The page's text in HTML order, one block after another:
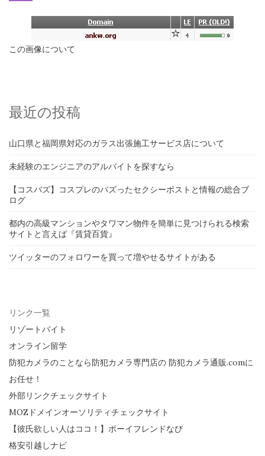
この画像について
最近の投稿
山口県と福岡県対応のガラス出張施工サービス店について
未経験のエンジニアのアルバイトを探すなら
【コスバズ】コスプレのバズったセクシーポストと情報の総合ブ
ログ
都内の高級マンションやタワマン物件を簡単に見つけられる検索
サイトと言えば『賃貸百貨』
ツイッターのフォロワーを買って増やせるサイトがある
リンク一覧
リゾートバイト
オンライン留学
防犯カメラのことなら防犯カメラ専門店の 防犯カメラ通販.comに
お任せ！
外部リンクチェックサイト
MOZドメインオーソリティチェックサイト
【彼氏欲しい人はココ！】ボーイフレンドなび
格安引越しナビ